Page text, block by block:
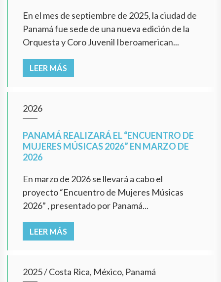
En el mes de septiembre de 2025, la ciudad de
Panamá fue sede de una nueva edición de la
Orquesta y Coro Juvenil Iberoamerican...
LEER MÁS
2026
PANAMÁ REALIZARÁ EL “ENCUENTRO DE
MUJERES MÚSICAS 2026” EN MARZO DE
2026
En marzo de 2026 se llevará a cabo el
proyecto “Encuentro de Mujeres Músicas
2026” , presentado por Panamá...
LEER MÁS
2025/Costa Rica, México, Panamá